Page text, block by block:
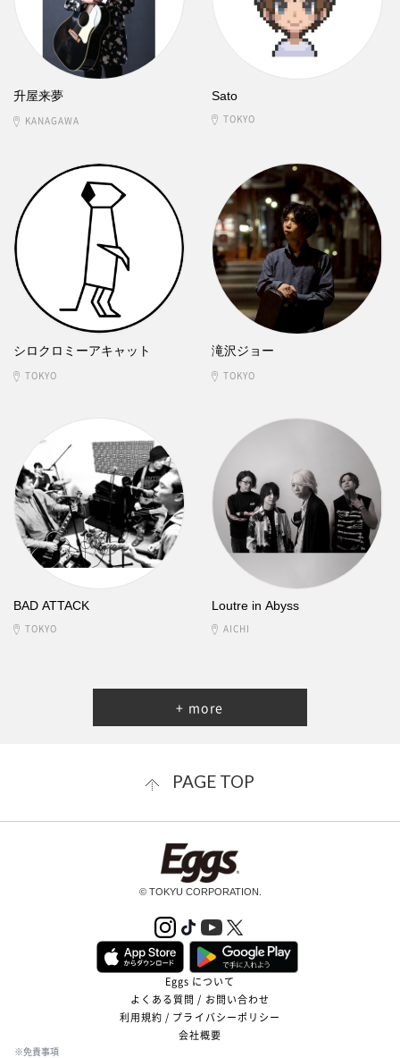
升屋来夢
KANAGAWA
Sato
TOKYO
シロクロミーアキャット
TOKYO
滝沢ジョー
TOKYO
BAD ATTACK
TOKYO
Loutre in Abyss
AICHI
+ more
PAGE TOP
© TOKYU CORPORATION.
Eggs について
よくある質問 / お問い合わせ
利用規約 / プライバシーポリシー
会社概要
※免責事項